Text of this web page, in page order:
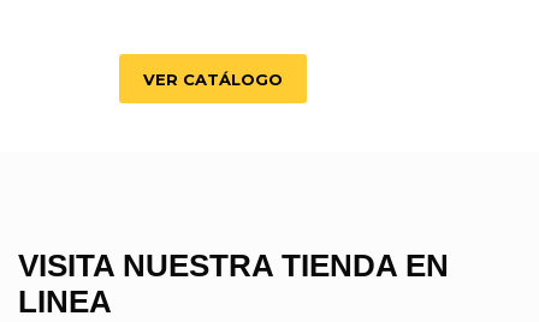
VER CATÁLOGO
VISITA NUESTRA TIENDA EN
LINEA